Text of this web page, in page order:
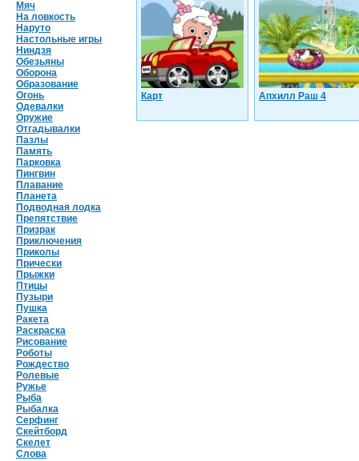
Мяч
На ловкость
Наруто
Настольные игры
Ниндзя
Обезьяны
Оборона
Образование
Огонь
Одевалки
Оружие
Отгадывалки
Пазлы
Память
Парковка
Пингвин
Плавание
Планета
Подводная лодка
Препятствие
Призрак
Приключения
Приколы
Прически
Прыжки
Птицы
Пузыри
Пушка
Ракета
Раскраска
Рисование
Роботы
Рождество
Ролевые
Ружье
Рыба
Рыбалка
Серфинг
Скейтборд
Скелет
Слова
Карт Апхилл Раш 4